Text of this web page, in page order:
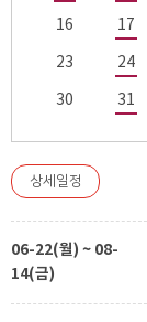
16 17
23 24
30 31
상세일정
06-22(월) ~ 08-
14(금)